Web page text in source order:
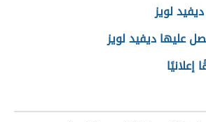
لويز
عليها ديفيد لويز